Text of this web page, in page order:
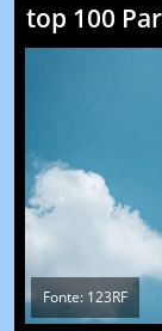
top 100
Fonte: 123RF